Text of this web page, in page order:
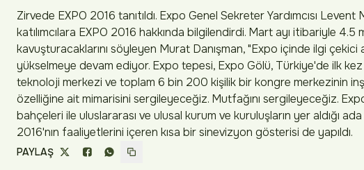
Zirvede EXPO 2016 tanıtıldı. Expo Genel Sekreter Yardımcısı
katılımcılara EXPO 2016 hakkında bilgilendirdi. Mart ayı itibariyle
kavuşturacaklarını söyleyen Murat Danışman, "Expo içinde ilgi çekici
yükselmeye devam ediyor. Expo tepesi, Expo Gölü, Türkiye'de ilk
teknoloji merkezi ve toplam 6 bin 200 kişilik bir kongre merkezinin
özelliğine ait mimarisini sergileyeceğiz. Mutfağını sergileyeceğiz.
bahçeleri ile uluslararası ve ulusal kurum ve kuruluşların yer aldığı
2016'nın faaliyetlerini içeren kısa bir sinevizyon gösterisi de yapıldı.
PAYLAŞ